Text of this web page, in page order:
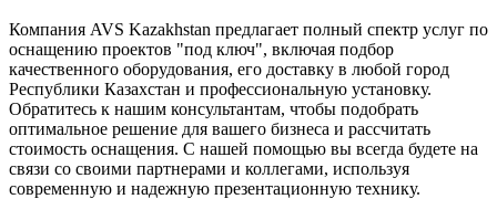
Компания AVS Kazakhstan предлагает полный спектр услуг по
оснащению проектов "под ключ", включая подбор
качественного оборудования, его доставку в любой город
Республики Казахстан и профессиональную установку.
Обратитесь к нашим консультантам, чтобы подобрать
оптимальное решение для вашего бизнеса и рассчитать
стоимость оснащения. С нашей помощью вы всегда будете на
связи со своими партнерами и коллегами, используя
современную и надежную презентационную технику.